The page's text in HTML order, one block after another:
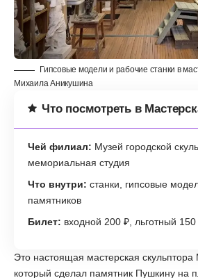
Гипсовые модели и рабочие станки в
Михаила Аникушина
Что посмотреть в
Чей филиал: Музей городской
мемориальная студия
Что внутри: станки, гипсовые
памятников
Билет: входной 200 ₽, льготный 150
Это настоящая мастерская
который сделал памятник Пушкину на